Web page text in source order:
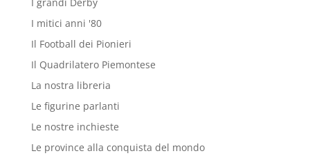
I mitici anni '80
Il Football dei Pionieri
Il Quadrilatero Piemontese
La nostra libreria
Le figurine parlanti
Le nostre inchieste
Le province alla conquista del mondo